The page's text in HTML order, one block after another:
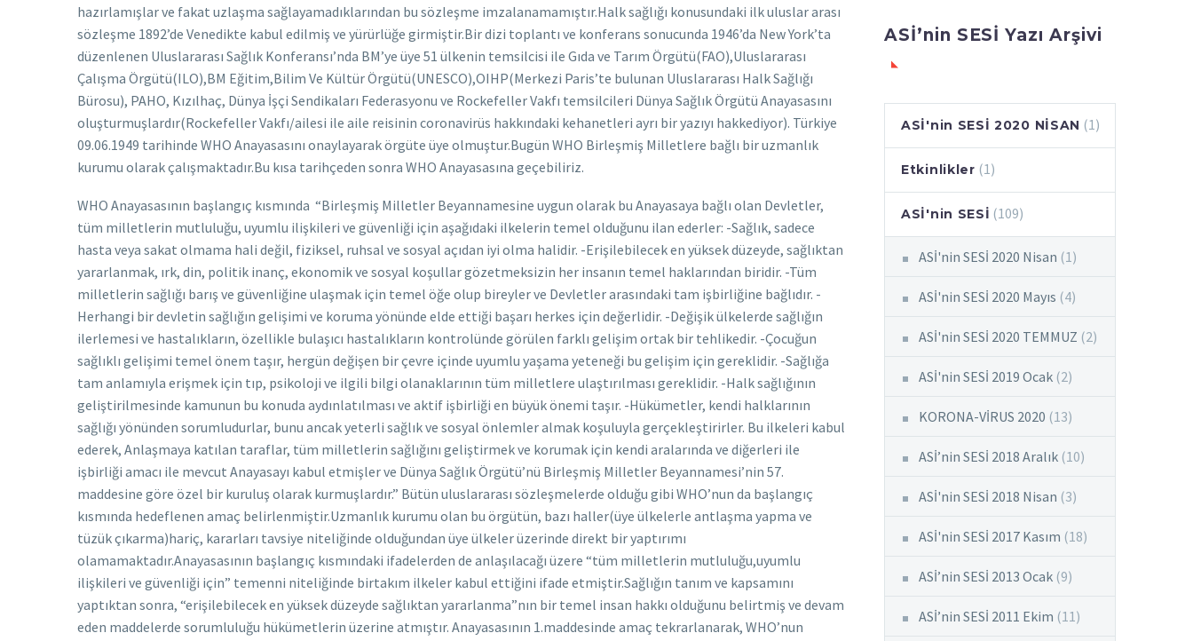
hazırlamışlar ve fakat uzlaşma sağlayamadıklarından bu sözleşme imzalanamamıştır.Halk sağlığı konusundaki ilk uluslar arası
sözleşme 1892’de Venedikte kabul edilmiş ve yürürlüğe girmiştir.Bir dizi toplantı ve konferans sonucunda 1946’da New York’ta
düzenlenen Uluslararası Sağlık Konferansı’nda BM’ye üye 51 ülkenin temsilcisi ile Gıda ve Tarım Örgütü(FAO),Uluslararası
Çalışma Örgütü(ILO),BM Eğitim,Bilim Ve Kültür Örgütü(UNESCO),OIHP(Merkezi Paris’te bulunan Uluslararası Halk Sağlığı
Bürosu), PAHO, Kızılhaç, Dünya İşçi Sendikaları Federasyonu ve Rockefeller Vakfı temsilcileri Dünya Sağlık Örgütü Anayasasını
oluşturmuşlardır(Rockefeller Vakfı/ailesi ile aile reisinin coronavirüs hakkındaki kehanetleri ayrı bir yazıyı hakkediyor). Türkiye
09.06.1949 tarihinde WHO Anayasasını onaylayarak örgüte üye olmuştur.Bugün WHO Birleşmiş Milletlere bağlı bir uzmanlık
kurumu olarak çalışmaktadır.Bu kısa tarihçeden sonra WHO Anayasasına geçebiliriz.
WHO Anayasasının başlangıç kısmında “Birleşmiş Milletler Beyannamesine uygun olarak bu Anayasaya bağlı olan Devletler, tüm milletlerin mutluluğu, uyumlu ilişkileri ve güvenliği için aşağıdaki ilkelerin temel olduğunu ilan ederler: -Sağlık, sadece hasta veya sakat olmama hali değil, fiziksel, ruhsal ve sosyal açıdan iyi olma halidir. -Erişilebilecek en yüksek düzeyde, sağlıktan yararlanmak, ırk, din, politik inanç, ekonomik ve sosyal koşullar gözetmeksizin her insanın temel haklarından biridir. -Tüm milletlerin sağlığı barış ve güvenliğine ulaşmak için temel öğe olup bireyler ve Devletler arasındaki tam işbirliğine bağlıdır. -Herhangi bir devletin sağlığın gelişimi ve koruma yönünde elde ettiği başarı herkes için değerlidir. -Değişik ülkelerde sağlığın ilerlemesi ve hastalıkların, özellikle bulaşıcı hastalıkların kontrolünde görülen farklı gelişim ortak bir tehlikedir. -Çocuğun sağlıklı gelişimi temel önem taşır, hergün değişen bir çevre içinde uyumlu yaşama yeteneği bu gelişim için gereklidir. -Sağlığa tam anlamıyla erişmek için tıp, psikoloji ve ilgili bilgi olanaklarının tüm milletlere ulaştırılması gereklidir. -Halk sağlığının geliştirilmesinde kamunun bu konuda aydınlatılması ve aktif işbirliği en büyük önemi taşır. -Hükümetler, kendi halklarının sağlığı yönünden sorumludurlar, bunu ancak yeterli sağlık ve sosyal önlemler almak koşuluyla gerçekleştirirler. Bu ilkeleri kabul ederek, Anlaşmaya katılan taraflar, tüm milletlerin sağlığını geliştirmek ve korumak için kendi aralarında ve diğerleri ile işbirliği amacı ile mevcut Anayasayı kabul etmişler ve Dünya Sağlık Örgütü’nü Birleşmiş Milletler Beyannamesi’nin 57. maddesine göre özel bir kuruluş olarak kurmuşlardır.” Bütün uluslararası sözleşmelerde olduğu gibi WHO’nun da başlangıç kısmında hedeflenen amaç belirlenmiştir.Uzmanlık kurumu olan bu örgütün, bazı haller(üye ülkelerle antlaşma yapma ve tüzük çıkarma)hariç, kararları tavsiye niteliğinde olduğundan üye ülkeler üzerinde direkt bir yaptırımı olamamaktadır.Anayasasının başlangıç kısmındaki ifadelerden de anlaşılacağı üzere “tüm milletlerin mutluluğu,uyumlu ilişkileri ve güvenliği için” temenni niteliğinde birtakım ilkeler kabul ettiğini ifade etmiştir.Sağlığın tanım ve kapsamını yaptıktan sonra, “erişilebilecek en yüksek düzeyde sağlıktan yararlanma”nın bir temel insan hakkı olduğunu belirtmiş ve devam eden maddelerde sorumluluğu hükümetlerin üzerine atmıştır. Anayasasının 1.maddesinde amaç tekrarlanarak, WHO’nun amacının tüm milletlerin mümkün olan en yüksek sağlık düzeyine ulaşması şeklinde ifade edilmiştir.2.maddede örgütün görevlerine yer verilmiştir.Bu görevlerden bir tanesinin uluslar arası sağlık çalışmalarında yönetici ve koordine edici bir otorite olarak hareket etme görevi olduğunu görüyoruz.Görevlerden bir diğerinin ve insanlığın yaşamakta olduğu coronavirüs salgını sebebiyle güncel olan,hükümetlerin istekleri üzerine ve kabul edilmesi halinde uygun teknik yardımı sağlamak ve acil durumlarda gerekli yardımları sağlamaktır. Daha birçok görev üstlenen WHO’nun güncel konumuz olan coronavirüs bakımından bu iki görevine bakmak gerekli ve yeterlidir.Üyelerinden,üye devletin bütçesinin ’üne kadar bağış kabul edebilen, üye ülkelerden aidat toplayan,çeşitli kurum,kuruluş ve vakıflardan bağış kabul eden ve BM Acil Durum Fonundan ödenek talep edebilen WHO’nun yeni coronavirüs mağduru ülkelere somut bir yardımı dokunmadığı açıkça görülmüştür.İtalya başta olmak üzere İspanya,İran ABD ve daha birçok ülkede vaka/ölü sayısının hızla arttığı gözlenmektedir.Onbinlerle ifade edilen yoksul insan naaşının konteynerlerde tutulduğu,hastanelerin/sağlık personelinin,solunum ve diğer tıbbi cihazların yetersiz kaldığı,basit maske ve ameliyat eldivenlerinin kara borsaya düştüğü güncel haberlerden edindiğimiz bilgilerdir.İşin politik yönü konumuz dışında olmakla birlikte,Dünya Sağlık Örgütü gibi iddialı bir ismin, aslında etkisiz bir kurum olduğunu ifade etmek bakımında bu değerlendirmeleri yapmak zorunlu hale gelmiştir.Merkezi Cenevrede olan WHO,neredeyse tüm dünya ülkelerinde ofis ve teşkilatları olmasına rağmen,dünyanın tamamına yayılıp onbinlerce insanın hayatına mal olduktan sonra, 11.03.2020 günü coranavirüsü pandemi olarak ilan etti.Özetle Anayasasının 1.maddesinde açıkladığı “tüm milletlerin mümkün olan en yüksek sağlık düzeyine ulaşması” amacını gerçekleştirmek üzere 2.maddesinde üstlendiği görevleri layıkı ile yerine getirmemiş olduğu izahtan varestedir.Yukarıda WHO’nun kararlarının prensip olarak tavsiye niteliğinde olduğunu,kuralın istisnaları olduğunu belirtmiş idik.Uluslararası sağlık meselelerinde yönlendirici ve eşgüdümü sağlayıcı otorite olarak tasarlanan WHO’nun normatif belgelerin kabulü konusunda selahiyetlidir.Bunlardan biri de hastalıkların uluslararası alanda yayılmasının önlenmesi amacıyla tüzük kabul yetkisidir.WHO Anayasası 22.maddesi gereğince Asamblenin(WHO genel kurulu) kabul ettiği tüzük bağlayıcı hale gelmektedir.Diğer bir söyleyişle WHO’nun Asambleden geçirdiği tüzük maddeleri,üye ülkeler üzerinde bağlayıcı etkiye sahiptir.Normatif olarak etki ve yetkiye sahip olan WHO’nun yaşamakta olduğumuz pandemi sırasında eksik ve etkisiz kaldığı görülmüştür.WHO’nun 2005 yılında kabul ettiği Uluslararası Sağlık Tüzüğü hastalıkların yayılmasının önlenmesi amacıyla kabul edilmiştir.Belirtmek gerekir ki bu tüzüğün üye devletler bakımından bağlayıcılığı bulunmaktadır.Uluslararası sözleşmelerde üye devletlerin, bağlayıcılığa sahip sözleşmelere harfiyen uymaya çalıştıkları(devletlerin egemenlik hakkı çerçevesinde çekince koyma,ret ve itiraz etme hakkı hariç)bilinen bir gerçektir.Bu nedenle bahsi geçen Tüzüğün iç hukuk normlarına yansıma şekil ve derecesi her üye devlet bakımından önemli ve değerlidir.Esasen uluslar arası sözleşmeye imza koyan her devlet,iç hukukunu bu sözleşmelere uygun hale getirmekle mükelleftir.Bu mükellefiyete uyma istek/iradesi ile devletin gelişmişlik düzeyi birbiriyle doğru orantılıdır.Türkiye Cumhuriyeti de bu tüzük ile bağlı olduğuna göre,tüzüğün münhasıran konumuz ile alakalı kısmını incelememiz konunun bu eksende kalmasına yardımcı olacaktır.Tüzüğün amacı ve kapsamı 2.maddede belirtilmiştir “uluslararası trafik ve ticarete gereksiz müdahaleden kaçınarak ve halk sağlığı açısından ortaya çıkacak risk ile orantılı ve sınırlı olarak, hastalıkların uluslararası yayılmasını önlemek, bu hastalıklara karşı korunmak, yayılmalarını kontrol etmek ve halk sağlığı açısından gerekli yanıtı vermektir.” Tıpkı WHO Anayasasının gözbebeği olan “uluslararası ticaret” vurgusu burada da karşımıza çıkmaktadır.Tüzükte esaslı nokta uluslararası trafik ve ticarete gereksiz müdahalelerden kaçınmak olduğu açık seçik öngörülmüştür.Serbest piyasa ekonomisinin kalbi olan ticaretin, billur fanus içinde muhafaza edildiği görülmektedir.Ve zaten bu ticaret ve emtia dolaşımı olmasaydı WHO’nun da oluşturulması akıllara gelmeyecekti bile,kısaca burada korunan asıl menfaat dünya halklarının sağlığı değil,ticaretin serbest dolaşımının selametle sağlanmasıdır.Tüzüğün 3.maddesinde yer alan ilkeler bölümünde, “bütün insanlığı hastalığın uluslararası düzeyde yayılmasından korumak üzere evrensel çapta tatbik edilme hedefi rehberliğinde uygulanacaktır.Devletler, Birleşmiş Milletler Şartı ve uluslararası hukuk ilkelerine uygun olarak, kendi sağlık politikaları doğrultusunda yasa koyma ve bu yasaları uygulama egemenliğine sahiptirler. Bunu yaparken, UST’ nün(tüzüğün) amaçlarını göz önünde bulundurmalıdırlar.” hükmünü düzenlemiştir.Yani tüzüğün amacı bütün insanlığı, hastalığın uluslararası düzeyde yayılmasından korumaktır.Üye devletler ise bu tüzüğün hedeflediği amaç doğrultusunda iç hukuk kurallarını düzenlemeler yapmak durumundadırlar.Bu bağlamda Türkiye Cumhuriyetinin bu tüzük hükümlerini iç hukukuna ne oranda yansıttığı meselesini,iç hukuk kurallarını incelerken dile getireceğiz.Diğer yandan tüzüğün 6.maddesinde “her Taraf Devlet, Ek-2’de belirtilen karar aracını kullanarak kendi ülkesi dahilinde meydana gelen olayları değerlendirecektir. Her Taraf Devlet, karar aracı uyarınca kendi ülkesi içindeki uluslararası önemi haiz halk sağlığı acil durumuna yol açabilecek tüm olayları ve aynı zamanda bu olaylara yanıt olarak uygulanan herhangi bir sağlık önlemini, Ulusal UST Odak Noktası aracılığıyla ve halk sağlığı bilgilerinin değerlendirildiği 24 saat içinde, mümkün olan en etkin haberleşme araçları ile DSÖ’ne bildirecektir.” hükmünü getirmiştir.ABD başkanının Çin’i hedef göstererek yaptığı açıklamalar ve Çin’e karşı tazminat davası açma teşebbüsünün dayanağı bu hüküm olabilir.Zira Çin hükümeti coronavirüsü uzun bir müddet sakladığı iddiaları mevcuttur.Oysa yukarıdaki hüküm gereğince uluslar arası önemi haiz halk sağlığı acil durumuna yol açabilecek tüm vakaların 24 saat içinde WHO’ya bildirilmesi yükümlülüğü mevcuttur.Devletlere bu ve buna benzer çok sayıda yükümlülük yükleyen tüzük,acaba WHO’ya ne gibi yükümlülükler yüklemiştir?Tüzüğün 13.ve 14.maddeleri “WHO, talep edildiğinde, uluslararası önemi haiz halk sağlığı acil durumlarından etkilenmiş veya bunun tehdidi altında kalmış diğer Taraf Devletlere uygun rehberlik ve yardım hizmeti sağlayacaktır.” yine “WHO, uygun olduğu üzere , bu Tüzüğün uygulanmasında diğer yetkili hükümetler arası örgütler veya uluslararası organlarla nihai anlaşmalar ve diğer benzeri düzenlemeler yoluyla dahil olmak üzere işbirliğinde bulunacak ve faaliyetlerinin eşgüdümünü sağlayacaktır.” demekle WHO’na eşgüdümü sağlamak,uygun rehberlik ve yardım hizmeti sağlamak gibi yükümlülükler getirmiştir.Coronavirüs salgını göstermiştir ki ne üye ülkeler gerekli sorumluluk içinde davranmış,yükümlülüklerini yerine getirmiş ne de WHO üzerine düşen yükümlülükleri layıkıyla ifa edebilmiştir.Uluslararası kurallar, temenniler safhasında kalmış, sonuca etkili şekilde işletilememiştir.Oysa 44.maddede “Tüzük kapsamında gerekli görülen halk sağlığı kapasitelerinin geliştirilmesi, güçlendirilmesi ve korunması başta olmak üzere teknik işbirliğinin ve lojistik desteğin sağlanması veya kolaylaştırılması; bu Tüzük kapsamı
ASİ’nin SESİ Yazı Arşivi
ASİ'nin SESİ 2020 NİSAN (1)
Etkinlikler (1)
ASİ'nin SESİ (109)
ASİ'nin SESİ 2020 Nisan (1)
ASİ'nin SESİ 2020 Mayıs (4)
ASİ'nin SESİ 2020 TEMMUZ (2)
ASİ'nin SESİ 2019 Ocak (2)
KORONA-VİRUS 2020 (13)
ASİ’nin SESİ 2018 Aralık (10)
ASİ'nin SESİ 2018 Nisan (3)
ASİ'nin SESİ 2017 Kasım (18)
ASİ’nin SESİ 2013 Ocak (9)
ASİ’nin SESİ 2011 Ekim (11)